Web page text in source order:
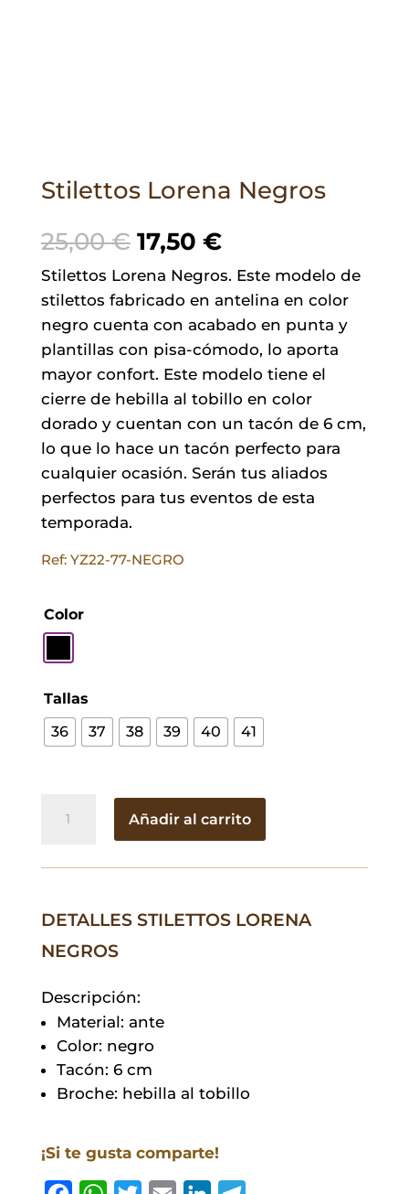
Stilettos Lorena Negros
25,00€ El
precio
original
era:
25,00 €.
17,50 €El
precio
actual
es:
17,50 €.
Stilettos Lorena Negros. Este modelo de
stilettos fabricado en antelina en color
negro cuenta con acabado en punta y
plantillas con pisa-cómodo, lo aporta
mayor confort. Este modelo tiene el
cierre de hebilla al tobillo en color
dorado y cuentan con un tacón de 6 cm,
lo que lo hace un tacón perfecto para
cualquier ocasión. Serán tus aliados
perfectos para tus eventos de esta
temporada.
Ref: YZ22-77-NEGRO
Color
Tallas
36
37 38 39 40 41
Añadir al carrito
DETALLES STILETTOS LORENA
NEGROS
Descripción:
Material: ante
Color: negro
Tacón: 6 cm
Broche: hebilla al tobillo
¡Si te gusta comparte!